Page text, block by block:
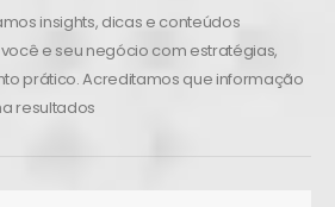
insights, dicas e conteúdos
e seu negócio com estratégias,
prático. Acreditamos que informação
resultados